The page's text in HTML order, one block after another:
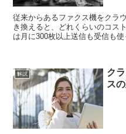
従来からあるファクス機をクラ
き換えると、どれくらいのコス
は月に300枚以上送信も受信も
解説
ク
ス